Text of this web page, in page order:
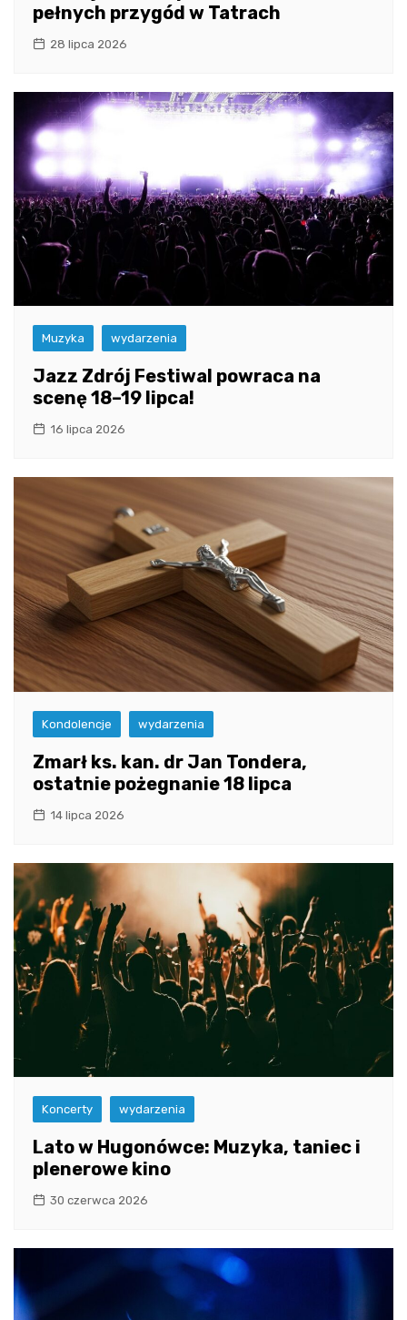
pełnych przygód w Tatrach
28 lipca 2026
Muzyka wydarzenia
Jazz Zdrój Festiwal powraca na
scenę 18–19 lipca!
16 lipca 2026
Kondolencje wydarzenia
Zmarł ks. kan. dr Jan Tondera,
ostatnie pożegnanie 18 lipca
14 lipca 2026
Koncerty wydarzenia
Lato w Hugonówce: Muzyka, taniec i
plenerowe kino
30 czerwca 2026